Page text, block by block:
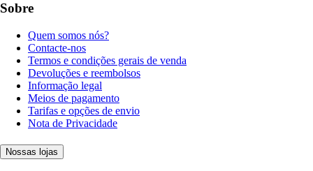
Sobre
Quem somos nós?
Contacte-nos
Termos e condições gerais de venda
Devoluções e reembolsos
Informação legal
Meios de pagamento
Tarifas e opções de envio
Nota de Privacidade
Nossas lojas